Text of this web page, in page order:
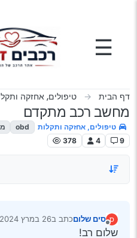
☰
דף הבית טיפולים, אחזקה
מחשב רכב מתקדם
טיפולים, אחזקה ותקלות obd
9
4
378
ס
מנותק
סים שלוםכתב ב26 במרץ 2024, 20:55
נערך לאחרונה על ידי
שלום רב!